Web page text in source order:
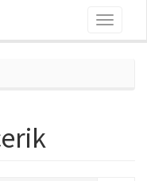
Toggle